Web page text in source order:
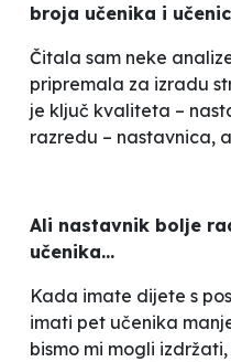
broja učenika i
Čitala sam neke
pripremala za izradu
je ključ kvaliteta –
razredu – nastavnica,
Ali nastavnik bolje
učenika...
Kada imate dijete s
imati pet učenika
bismo mi mogli